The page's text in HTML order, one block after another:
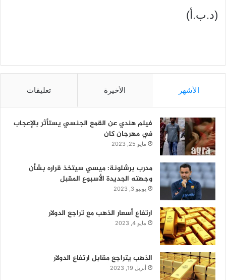
(د.ب.أ)
الأشهر الأخيرة تعليقات
فيلم هندي عن القمع الجنسي يستأثر بالإعجاب
في مهرجان كان
مايو 25, 2023
مدرب برشلونة: ميسي سيتخذ قراره بشأن
وجهته الجديدة الأسبوع المقبل
يونيو 3, 2023
ارتفاع أسعار الذهب مع تراجع الدولار
مايو 4, 2023
الذهب يتراجع مقابل ارتفاع الدولار
أبريل 19, 2023